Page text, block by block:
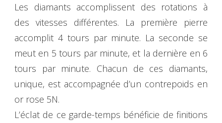
Les diamants accomplissent des rotations à
des vitesses différentes. La première pierre
accomplit 4 tours par minute. La seconde se
meut en 5 tours par minute, et la dernière en 6
tours par minute. Chacun de ces diamants,
unique, est accompagnée d’un contrepoids en
or rose 5N.
L’éclat de ce garde-temps bénéficie de finitions